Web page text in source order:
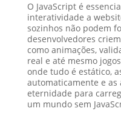
O JavaScript é
interatividade a
sozinhos não podem
desenvolvedores
como animações,
real e até mesmo
onde tudo é estático,
automaticamente e as
eternidade para
um mundo sem